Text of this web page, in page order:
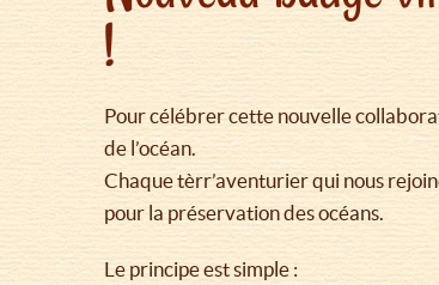
!
Pour célébrer cette nouvelle
de l’océan.
Chaque tèrr’aventurier qui nous
pour la préservation des océans.
Le principe est simple :